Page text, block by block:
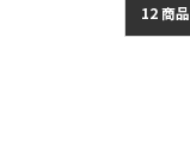
12 商品